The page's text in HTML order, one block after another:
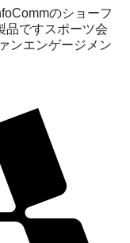
のショーフ
品ですスポーツ会
ンエンゲージメン